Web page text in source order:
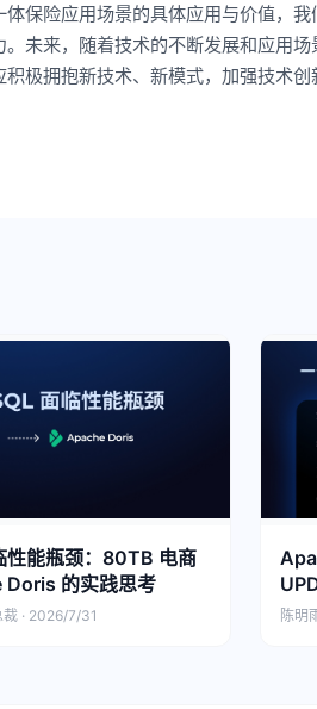
保险应用场景的具体应用与价值，我
未来，随着技术的不断发展和应用场
极拥抱新技术、新模式，加强技术创
性能瓶颈：80TB 电商
Doris 的实践思考
· 2026/7/31 陈明